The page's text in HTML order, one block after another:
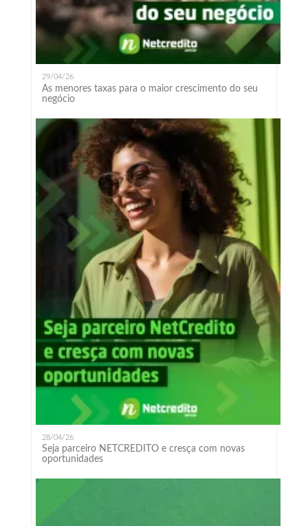
29/04/26
As menores taxas para o maior crescimento do seu
negócio
28/04/26
Seja parceiro NETCREDITO e cresça com novas
oportunidades